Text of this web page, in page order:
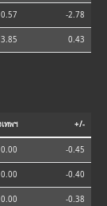
0.57 -2.78
3.85 0.43
ทพฯ +/-
0.00 -0.45
0.00 -0.40
0.00 -0.38